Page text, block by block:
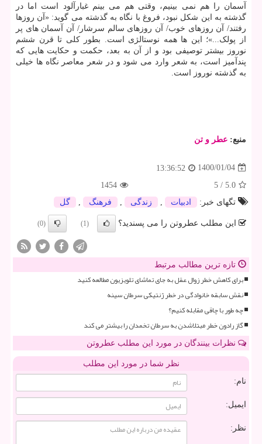
آسمان را هم نمی بینیم، وقتی هم می بینم غبارآلود است اما در
گذشته به این شکل نبود، فروغ با نگاه به گذشته می گوید: «آن روزها
رفتند/ آن روزهای خوب/ آن روزهای سالم سرشار/ آن آسمان های پر
از پولک...»؛ این ها همه نوستالژی است. بطور کلی تا قرن ششم
نوروز بیشتر توصیفی بود و از آن به بعد، حکمت و حکایت هایی که
پندآمیز است، به شعر وارد می شود و در شعر معاصر نگاه ها خیلی
به گذشته نوروز است.
منبع: عطر و تن
1400/01/04
13:36:52
5.0
/
5
1454
تگهای خبر:
ادبیات زندگی فرهنگ گل
این مطلب عطروتن را می پسندید؟ (1)
(0)
تازه ترین مطالب مرتبط
برای کاهش خطر زوال عقل به جای تماشای تلویزیون مطالعه کنید
نقش سابقه خانوادگی در خطر ژنتیکی سرطان سینه
چه طور با چاقی مقابله کنیم؟
گاز رادون خطر مبتلاشدن به سرطان تخمدان را بیشتر می کند
نظرات بینندگان در مورد این مطلب عطروتن
نظر شما در مورد این مطلب
نام:
ایمیل:
نظر: